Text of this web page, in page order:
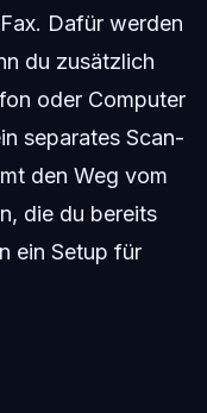
Dafür werden
du zusätzlich
oder Computer
separates Scan-
den Weg vom
die du bereits
ein Setup für